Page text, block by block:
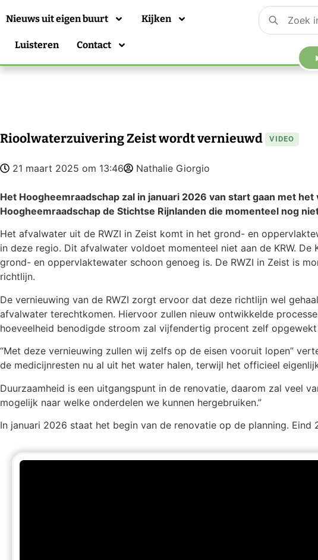
Nieuws uit eigen buurt Kijken
Luisteren Contact
Rioolwaterzuivering Zeist wordt vernieuwd VIDEO
21 maart 2025 om 13:46 Nathalie Giorgio
Het Hoogheemraadschap zal in januari 2026 van start gaan met
Hoogheemraadschap de Stichtse Rijnlanden die momenteel nog
Het afvalwater uit de RWZI in Zeist komt in het grond- en
in deze regio. Dit afvalwater voldoet momenteel niet aan de KRW.
grond- en oppervlaktewater schoon genoeg is. De RWZI in Zeist is
richtlijn.
De vernieuwing van de RWZI zorgt ervoor dat deze richtlijn wel
afvalwater terechtkomen. Hiervoor zullen nieuw ontwikkelde
hoeveelheid benodigde stroom zal vijfendertig procent zelf
“Met deze vernieuwing zullen wij zelfs op de eisen vooruit lopen”
de medicijnresten nu al uit het water halen, terwijl het officieel
Duurzaamheid is een uitgangspunt in de renovatie, daarom zal veel
mogelijk naar welke onderdelen we kunnen hergebruiken.”
In januari 2026 staat het begin van de renovatie op de planning.